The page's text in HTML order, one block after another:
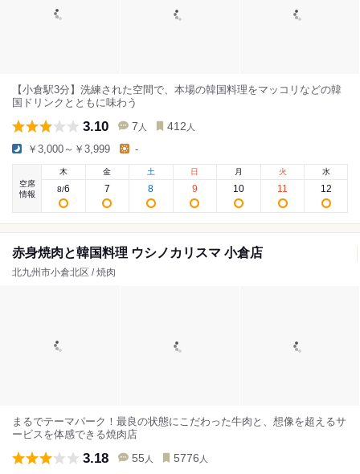
【小倉駅3分】洗練された空間で、本場の韓国料理をマッコリなどの韓
国ドリンクとともに味わう
3.10 7 人 412 人
￥3,000～￥3,999 -
空席
情報
木
8/6
金
7
土
8
日
9
月
10
火
11
水
12
赤身焼肉と韓国料理 ウシノカリスマ 小倉店
北九州市小倉北区 / 焼肉
まるでテーマパーク！最良の状態にこだわった牛肉と、想像を超えるサ
ービスを体感できる焼肉店
3.18 55 人 5776 人